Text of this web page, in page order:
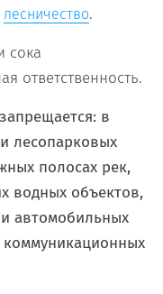
лесничество.
сока
ответственность.
в
лесопарковых
полосах рек,
водных объектов,
автомобильных